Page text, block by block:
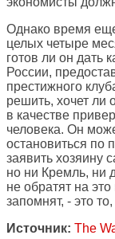
Однако время
целых четыре
готов ли он дать
России,
престижного
решить, хочет ли
в качестве
человека. Он
остановиться по
заявить хозяину
но ни Кремль, ни
не обратят на
запомнят, - это
Источник: The